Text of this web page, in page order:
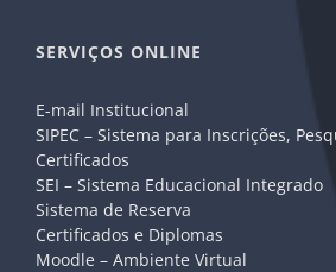
SERVIÇOS ONLINE
E-mail Institucional
SIPEC – Sistema para Inscrições,
Certificados
SEI – Sistema Educacional Integrado
Sistema de Reserva
Certificados e Diplomas
Moodle – Ambiente Virtual